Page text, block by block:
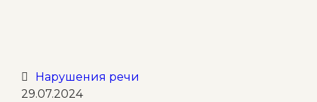
 Category
Нарушения речи
29.07.2024